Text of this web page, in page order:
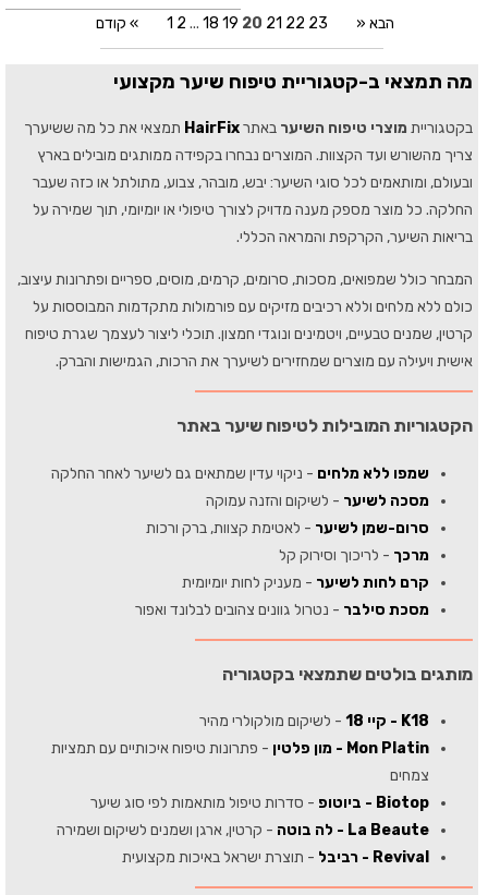
קודם « 1 2 ...18 19 20 21 22 23 » הבא
מה תמצאי ב-קטגוריית טיפוח שיער מקצועי
בקטגוריית מוצרי טיפוח השיער באתרHairFix תמצאי את כל מה ששיערך
צריך מהשורש ועד הקצוות. המוצרים נבחרו בקפידה ממותגים מובילים בארץ
ובעולם, ומותאמים לכל סוגי השיער: יבש, מובהר, צבוע, מתולתל או כזה שעבר
החלקה. כל מוצר מספק מענה מדויק לצורך טיפולי או יומיומי, תוך שמירה על
בריאות השיער, הקרקפת והמראה הכללי.
המבחר כולל שמפואים, מסכות, סרומים, קרמים, מוסים, ספריים ופתרונות עיצוב,
כולם ללא מלחים וללא רכיבים מזיקים עם פורמולות מתקדמות המבוססות על
קרטין, שמנים טבעיים, ויטמינים ונוגדי חמצון. תוכלי ליצור לעצמך שגרת טיפוח
אישית ויעילה עם מוצרים שמחזירים לשיערך את הרכות, הגמישות והברק.
הקטגוריות המובילות לטיפוח שיער באתר
שמפו ללא מלחים - ניקוי עדין שמתאים גם לשיער לאחר החלקה
מסכה לשיער - לשיקום והזנה עמוקה
סרום-שמן לשיער - לאטימת קצוות, ברק ורכות
מרכך - לריכוך וסירוק קל
קרם לחות לשיער - מעניק לחות יומיומית
מסכת סילבר - נטרול גוונים צהובים לבלונד ואפור
מותגים בולטים שתמצאי בקטגוריה
K18 - קיי 18
- לשיקום מולקולרי מהיר
Mon Platin - מון פלטין
- פתרונות טיפוח איכותיים עם תמציות
צמחים
Biotop - ביוטופ
- סדרות טיפול מותאמות לפי סוג שיער
La Beaute - לה בוטה
- קרטין, ארגן ושמנים לשיקום ושמירה
Revival - רביבל
- תוצרת ישראל באיכות מקצועית